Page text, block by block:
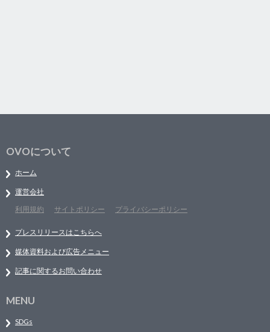
OVOについて
ホーム
運営会社
利用規約
サイトポリシー プライバシーポリシー
プレスリリースはこちらへ
媒体資料および広告メニュー
記事に関するお問い合わせ
MENU
SDGs